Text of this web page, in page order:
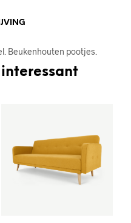
Beukenhouten pootjes.